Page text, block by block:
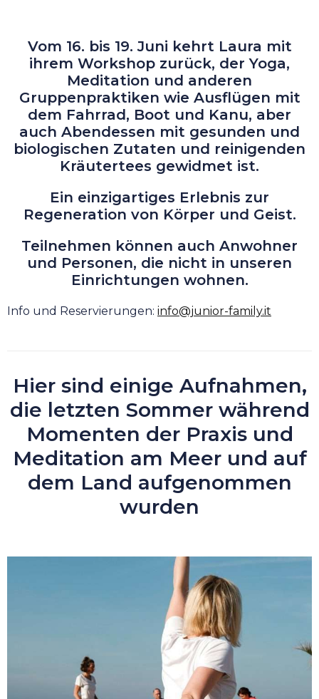
Vom 16. bis 19. Juni kehrt Laura mit
ihrem Workshop zurück, der Yoga,
Meditation und anderen
Gruppenpraktiken wie Ausflügen mit
dem Fahrrad, Boot und Kanu, aber
auch Abendessen mit gesunden und
biologischen Zutaten und reinigenden
Kräutertees gewidmet ist.
Ein einzigartiges Erlebnis zur
Regeneration von Körper und Geist.
Teilnehmen können auch Anwohner
und Personen, die nicht in unseren
Einrichtungen wohnen.
Info und Reservierungen: info@junior-family.it
Hier sind einige Aufnahmen,
die letzten Sommer während
Momenten der Praxis und
Meditation am Meer und auf
dem Land aufgenommen
wurden